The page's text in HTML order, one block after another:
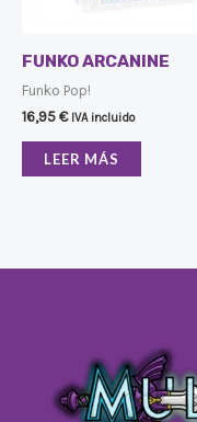
FUNKO ARCANINE
Funko Pop!
16,95€ IVA incluido
LEER MÁS